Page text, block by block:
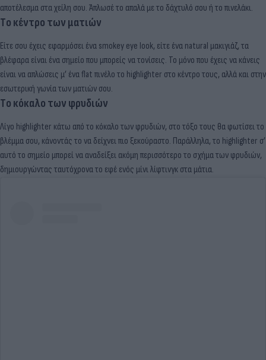
αποτέλεσμα στα χείλη σου. Άπλωσέ το απαλά με το δάχτυλό σου ή το πινελάκι.
Tο κέντρο των ματιών
Είτε σου έχεις εφαρμόσει ένα smokey eye look, είτε ένα natural μακιγιάζ, τα
βλέφαρα είναι ένα σημείο που μπορείς να τονίσεις. Το μόνο που έχεις να κάνεις
είναι να απλώσεις μ’ ένα flat πινέλο το highlighter στο κέντρο τους, αλλά και στην
εσωτερική γωνία των ματιών σου.
Tο κόκαλο των φρυδιών
Λίγο highlighter κάτω από το κόκαλο των φρυδιών, στο τόξο τους θα φωτίσει το
βλέμμα σου, κάνοντάς το να δείχνει πιο ξεκούραστο. Παράλληλα, το highlighter σ’
αυτό το σημείο μπορεί να αναδείξει ακόμη περισσότερο το σχήμα των φρυδιών,
δημιουργώντας ταυτόχρονα το εφέ ενός μίνι λίφτινγκ στα μάτια.